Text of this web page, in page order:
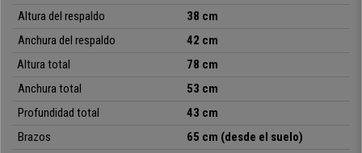
•Cómoda estructura de asiento y respaldo
Especialmente resistente: marco de acero con 4 patas cromadas
Altura del respaldo
38 cm
Anchura del respaldo
42 cm
Altura total
78 cm
Anchura total
53 cm
Profundidad total
43 cm
Brazos
65 cm (desde el suelo)